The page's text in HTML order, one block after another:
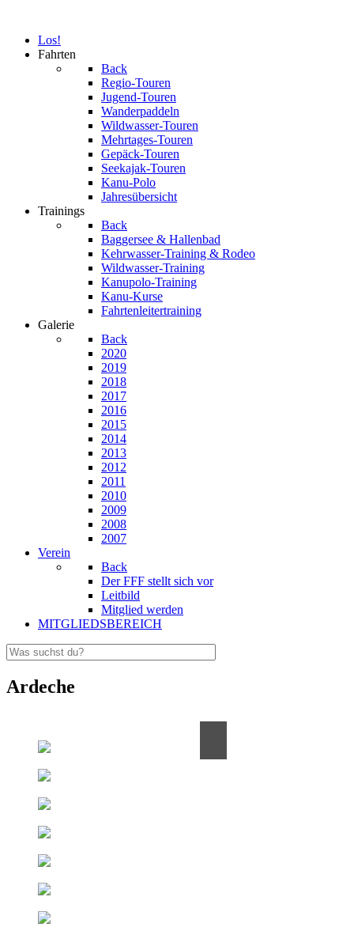
Los!
Fahrten
Back
Regio-Touren
Jugend-Touren
Wanderpaddeln
Wildwasser-Touren
Mehrtages-Touren
Gepäck-Touren
Seekajak-Touren
Kanu-Polo
Jahresübersicht
Trainings
Back
Baggersee & Hallenbad
Kehrwasser-Training & Rodeo
Wildwasser-Training
Kanupolo-Training
Kanu-Kurse
Fahrtenleitertraining
Galerie
Back
2020
2019
2018
2017
2016
2015
2014
2013
2012
2011
2010
2009
2008
2007
Verein
Back
Der FFF stellt sich vor
Leitbild
Mitglied werden
MITGLIEDSBEREICH
Ardeche